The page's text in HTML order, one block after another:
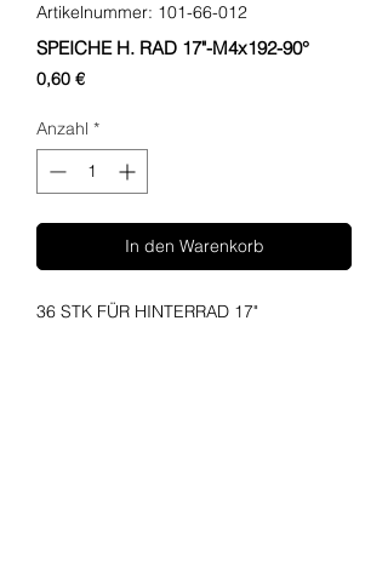
Artikelnummer: 101-66-012
SPEICHE H. RAD 17"-M4x192-90°
0,60 €Preis
Anzahl *
In den Warenkorb
36 STK FÜR HINTERRAD 17"